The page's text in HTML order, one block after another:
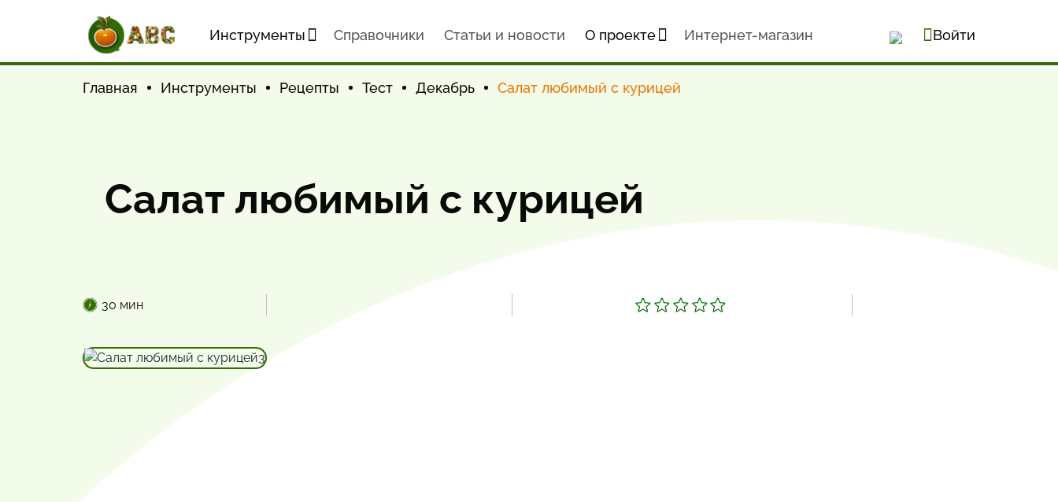
Инструменты Cправочники Статьи и новости О проекте Интернет-магазин Войти
Главная Инструменты Рецепты Тест Декабрь Салат любимый с курицей
Салат любимый с курицей
30 мин